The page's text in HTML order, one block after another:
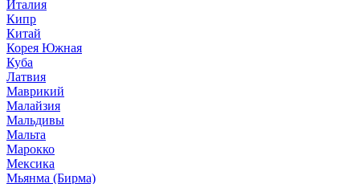
Италия
Кипр
Китай
Корея Южная
Куба
Латвия
Маврикий
Малайзия
Мальдивы
Мальта
Марокко
Мексика
Мьянма (Бирма)